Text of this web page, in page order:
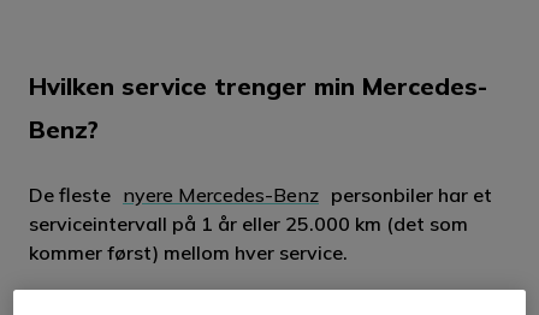
Hvilken service trenger min Mercedes-
Benz?
De fleste nyere Mercedes-Benz personbiler har et
serviceintervall på 1 år eller 25.000 km (det som
kommer først) mellom hver service.